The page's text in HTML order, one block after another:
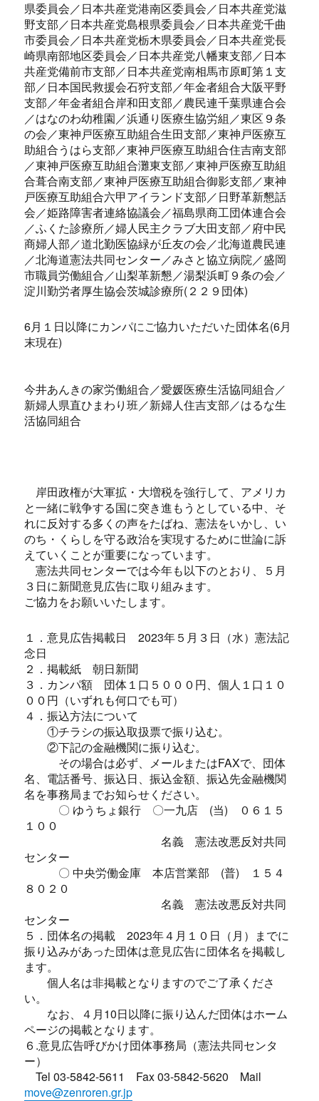
県委員会／日本共産党港南区委員会／日本共産党滋
野支部／日本共産党島根県委員会／日本共産党千曲
市委員会／日本共産党栃木県委員会／日本共産党長
崎県南部地区委員会／日本共産党八幡東支部／日本
共産党備前市支部／日本共産党南相馬市原町第１支
部／日本国民救援会石狩支部／年金者組合大阪平野
支部／年金者組合岸和田支部／農民連千葉県連合会
／はなのわ幼稚園／浜通り医療生協労組／東区９条
の会／東神戸医療互助組合生田支部／東神戸医療互
助組合うはら支部／東神戸医療互助組合住吉南支部
／東神戸医療互助組合灘東支部／東神戸医療互助組
合葺合南支部／東神戸医療互助組合御影支部／東神
戸医療互助組合六甲アイランド支部／日野革新懇話
会／姫路障害者連絡協議会／福島県商工団体連合会
／ふくた診療所／婦人民主クラブ大田支部／府中民
商婦人部／道北勤医協緑が丘友の会／北海道農民連
／北海道憲法共同センター／みさと協立病院／盛岡
市職員労働組合／山梨革新懇／湯梨浜町９条の会／
淀川勤労者厚生協会茨城診療所(２２９団体)
6月１日以降にカンパにご協力いただいた団体名(6月
末現在)
今井あんきの家労働組合／愛媛医療生活協同組合／
新婦人県直ひまわり班／新婦人住吉支部／はるな生
活協同組合
岸田政権が大軍拡・大増税を強行して、アメリカ
と一緒に戦争する国に突き進もうとしている中、そ
れに反対する多くの声をたばね、憲法をいかし、い
のち・くらしを守る政治を実現するために世論に訴
えていくことが重要になっています。
憲法共同センターでは今年も以下のとおり、５月
３日に新聞意見広告に取り組みます。
ご協力をお願いいたします。
１．意見広告掲載日 2023年５月３日（水）憲法記
念日
２．掲載紙 朝日新聞
３．カンパ額 団体１口５０００円、個人１口１０
００円（いずれも何口でも可）
４．振込方法について
①チラシの振込取扱票で振り込む。
②下記の金融機関に振り込む。
その場合は必ず、メールまたはFAXで、団体
名、電話番号、振込日、振込金額、振込先金融機関
名を事務局までお知らせください。
〇 ゆうちょ銀行 〇一九店 (当) ０６１５
１００
名義 憲法改悪反対共同
センター
〇 中央労働金庫 本店営業部 (普) １５４
８０２０
名義 憲法改悪反対共同
センター
５．団体名の掲載 2023年４月１０日（月）までに
振り込みがあった団体は意見広告に団体名を掲載し
ます。
個人名は非掲載となりますのでご了承くださ
い。
なお、４月10日以降に振り込んだ団体はホーム
ページの掲載となります。
６.意見広告呼びかけ団体事務局（憲法共同センタ
ー）
Tel 03-5842-5611 Fax 03-5842-5620 Mail
move@zenroren.gr.jp